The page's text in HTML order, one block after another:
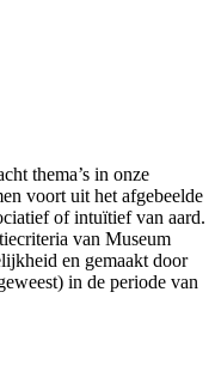
thema’s in onze
voort uit het afgebeelde
of intuïtief van aard.
van Museum
en gemaakt door
in de periode van